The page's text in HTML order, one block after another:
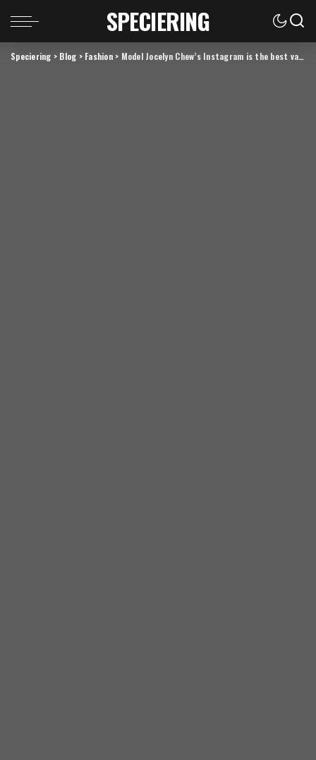
SPECIERING
Speciering > Blog > Fashion> Model Jocelyn Chew’s Instagram is the best vacation you’ve ever had